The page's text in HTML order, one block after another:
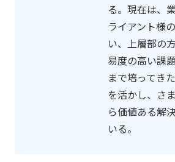
る。現在は、
ライアント様
い、上層部の
易度の高い課
まで培ってき
を活かし、さ
ら価値ある解
いる。